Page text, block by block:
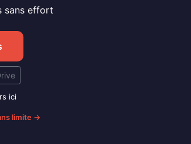
sans effort
ici
limite →